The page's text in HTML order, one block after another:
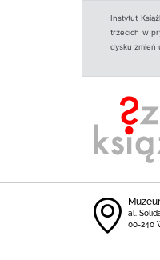
Instytut
trzecich w
dysku zmień
al.
00-240